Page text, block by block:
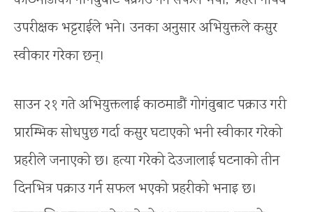
उपरीक्षक भट्टराईले भने। उनका अनुसार अभियुक्तले कसुर
स्वीकार गरेका छन्।
साउन २१ गते अभियुक्तलाई काठमाडौं गोगंवुबाट पक्राउ गरी
प्रारम्भिक सोधपुछ गर्दा कसुर घटाएको भनी स्वीकार गरेको
प्रहरीले जनाएको छ। हत्या गरेको देउजालाई घटनाको तीन
दिनभित्र पक्राउ गर्न सफल भएको प्रहरीको भनाइ छ।